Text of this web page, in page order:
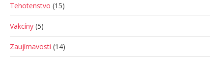
Tehotenstvo (15)
Vakcíny (5)
Zaujímavosti (14)